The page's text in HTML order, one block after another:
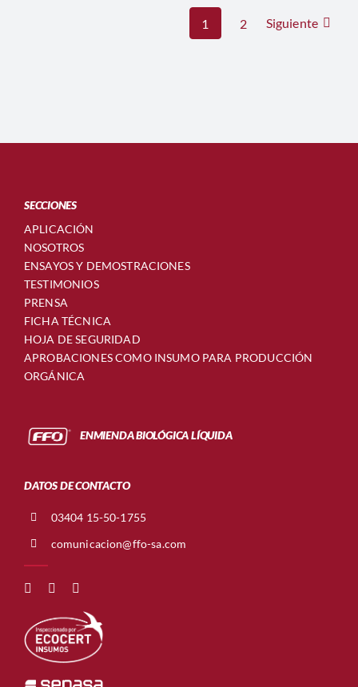
1 2 Siguiente
SECCIONES
APLICACIÓN
NOSOTROS
ENSAYOS Y DEMOSTRACIONES
TESTIMONIOS
PRENSA
FICHA TÉCNICA
HOJA DE SEGURIDAD
APROBACIONES COMO INSUMO PARA PRODUCCIÓN
ORGÁNICA
ENMIENDA BIOLÓGICA LÍQUIDA
DATOS DE CONTACTO
03404 15-50-1755
comunicacion@ffo-sa.com